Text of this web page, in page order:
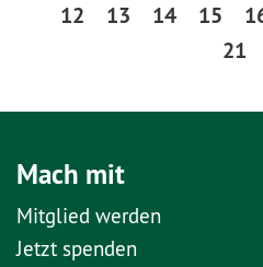
12 13 14 15
21
Mach mit
Mitglied werden
Jetzt spenden